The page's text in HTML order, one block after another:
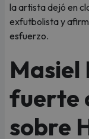
la artista dejó en
exfutbolista y
esfuerzo.
Masiel
fuerte
sobre